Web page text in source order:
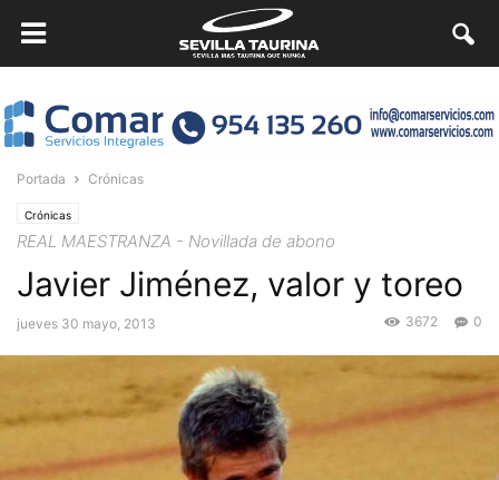
Portada Crónicas
Crónicas
REAL MAESTRANZA - Novillada de abono
Javier Jiménez, valor y toreo
jueves 30 mayo, 2013 0
3672